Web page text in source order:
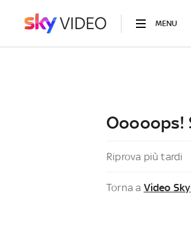
MENU
Ooooops!
Riprova più tardi
Torna a Video Sky